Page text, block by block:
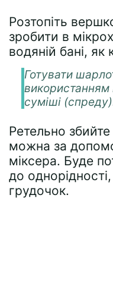
Розтопіть
зробити в
водяній бані,
Готувати
суміші
Ретельно
можна за
міксера. Буде
до
грудочок.